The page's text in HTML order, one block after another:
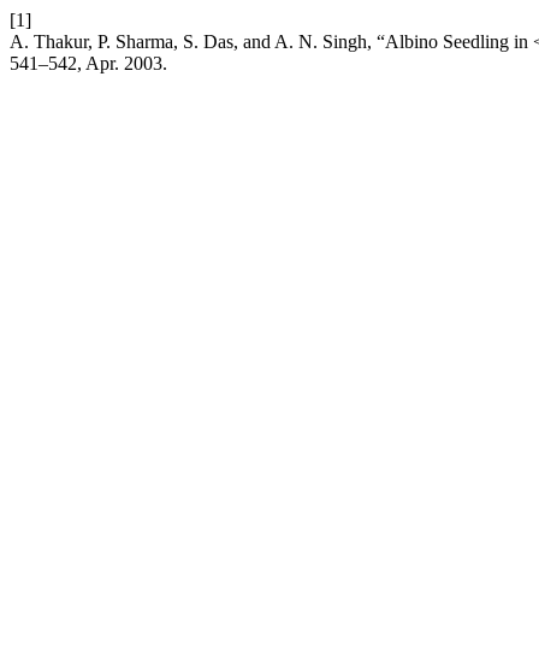
[1]
A. Thakur, P. Sharma, S. Das, and A. N. Singh, “Albino Seedling
541–542, Apr. 2003.